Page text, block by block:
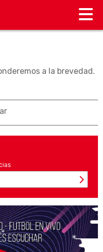
a la brevedad.